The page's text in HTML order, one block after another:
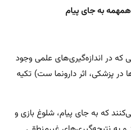
به جای پیام
که در اندازه‌گیری‌های علمی وجود
در پزشکی، اثر دارونما ست) تکیه
که به جای پیام، شلوغ بازی و